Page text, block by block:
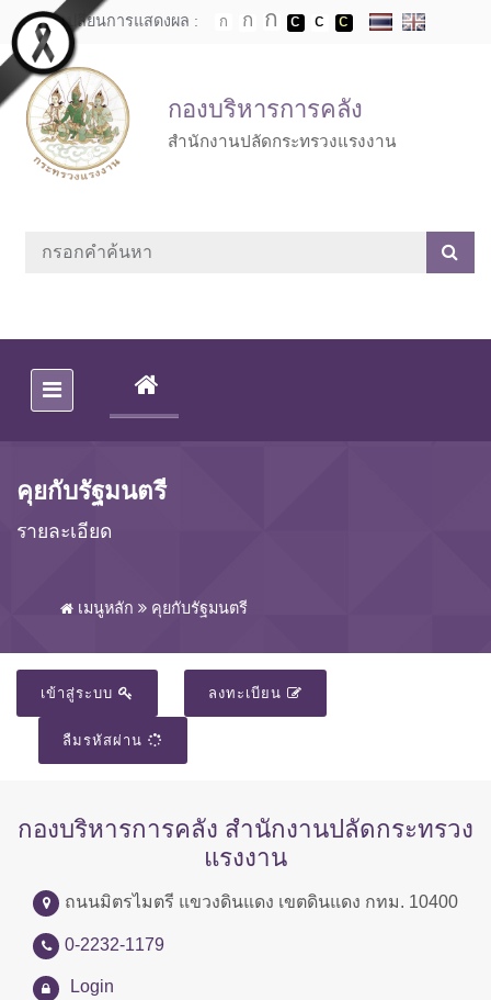
Skip to main content
เปลี่ยนการแสดงผล :
กองบริหารการคลัง
สำนักงานปลัดกระทรวงแรงงาน
(CURRENT)
คุยกับรัฐมนตรี
รายละเอียด
เมนูหลัก คุยกับรัฐมนตรี
เข้าสู่ระบบ ลงทะเบียน
ลืมรหัสผ่าน
กองบริหารการคลัง สำนักงานปลัดกระทรวง
แรงงาน
ถนนมิตรไมตรี แขวงดินแดง เขตดินแดง กทม. 10400
0-2232-1179
Login